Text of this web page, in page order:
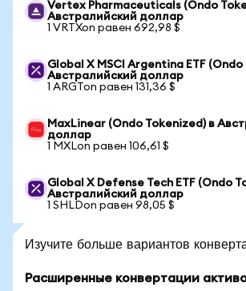
Vertex Pharmaceuticals (Ondo
Австралийский доллар
1 VRTXon равен 692,98 $
Global X MSCI Argentina ETF
Австралийский доллар
1 ARGTon равен 131,36 $
MaxLinear (Ondo Tokenized) в
доллар
1 MXLon равен 106,61 $
Global X Defense Tech ETF (Ondo
Австралийский доллар
1 SHLDon равен 98,05 $
Изучите больше вариантов
Расширенные конвертации